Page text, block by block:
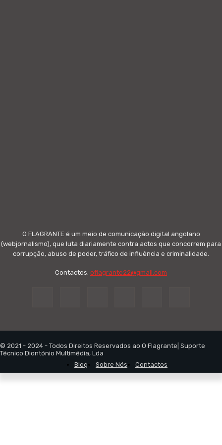
O FLAGRANTE é um meio de comunicação digital angolano
(webjornalismo), que luta diariamente contra actos que concorrem para
corrupção, abuso de poder, tráfico de influência e criminalidade.
Contactos: oflagrante22@gmail.com
© 2021 - 2024 - Todos Direitos Reservados ao O Flagrante| Suporte
Técnico Diontónio Multimédia, Lda
Blog
Sobre Nós Contactos